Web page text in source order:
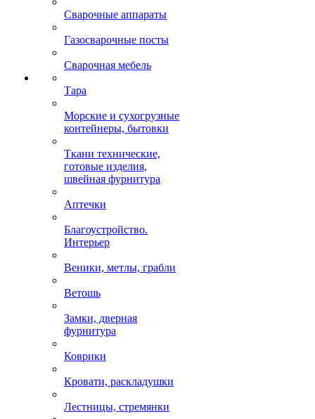
Сварочные аппараты
Газосварочные посты
Сварочная мебель
Тара
Морские и сухогрузные
контейнеры, бытовки
Ткани технические,
готовые изделия,
швейная фурнитура
Аптечки
Благоустройство.
Интерьер
Веники, метлы, грабли
Ветошь
Замки, дверная
фурнитура
Коврики
Кровати, раскладушки
Лестницы, стремянки